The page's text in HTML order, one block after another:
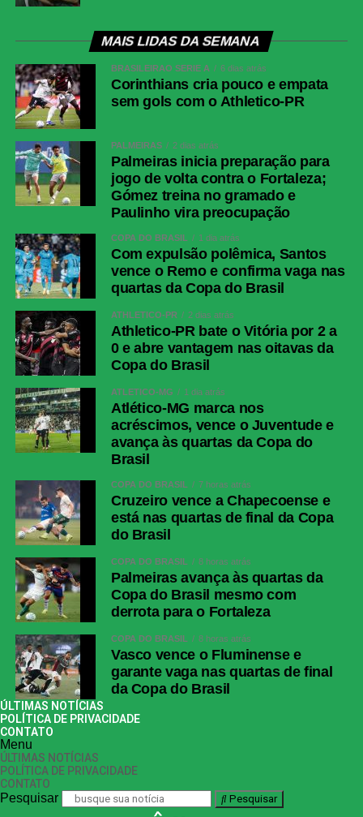
(Mauricio), Flaco López (Paulinho).
Técnico: Abel Ferreira.
Junior Barranquilla
Mauro Silveira; Edwin Herrera,
Jhomier Guerrero, Lucas Monzón
(Daniel Rivera), Jean Pestaña
Jesús Rivas (Castrillón), Fabian
Angel, Jermein Peña; Luis Muriel,
Guillermo Paiva (Sarmiento).
COMENTE ABAIXO:
WhatsApp
Facebook
Twitter
Messenger
LinkedIn
Share
MAIS LIDAS DA SEMANA
BRASILEIRÃO SÉRIE A 6 dias atrás
Corinthians cria pouco e empata
sem gols com o Athletico-PR
PALMEIRAS 2 dias atrás
Palmeiras inicia preparação para
jogo de volta contra o Fortaleza;
Gómez treina no gramado e
Paulinho vira preocupação
COPA DO BRASIL 1 dia atrás
Com expulsão polêmica, Santos
vence o Remo e confirma vaga nas
quartas da Copa do Brasil
ATHLETICO-PR 2 dias atrás
Athletico-PR bate o Vitória por 2 a
0 e abre vantagem nas oitavas da
Copa do Brasil
ATLÉTICO-MG 1 dia atrás
Atlético-MG marca nos
acréscimos, vence o Juventude e
avança às quartas da Copa do
Brasil
COPA DO BRASIL 7 horas atrás
Cruzeiro vence a Chapecoense e
está nas quartas de final da Copa
do Brasil
COPA DO BRASIL 8 horas atrás
Palmeiras avança às quartas da
Copa do Brasil mesmo com
derrota para o Fortaleza
COPA DO BRASIL 8 horas atrás
Vasco vence o Fluminense e
garante vaga nas quartas de final
da Copa do Brasil
ÚLTIMAS NOTÍCIAS
POLÍTICA DE PRIVACIDADE
CONTATO
Menu
ÚLTIMAS NOTÍCIAS
POLÍTICA DE PRIVACIDADE
CONTATO
Pesquisar Pesquisar